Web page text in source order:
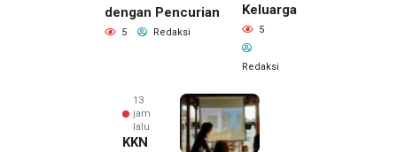
dengan Pencurian
5 Redaksi
Keluarga
5
Redaksi
13
jam
lalu
KKN